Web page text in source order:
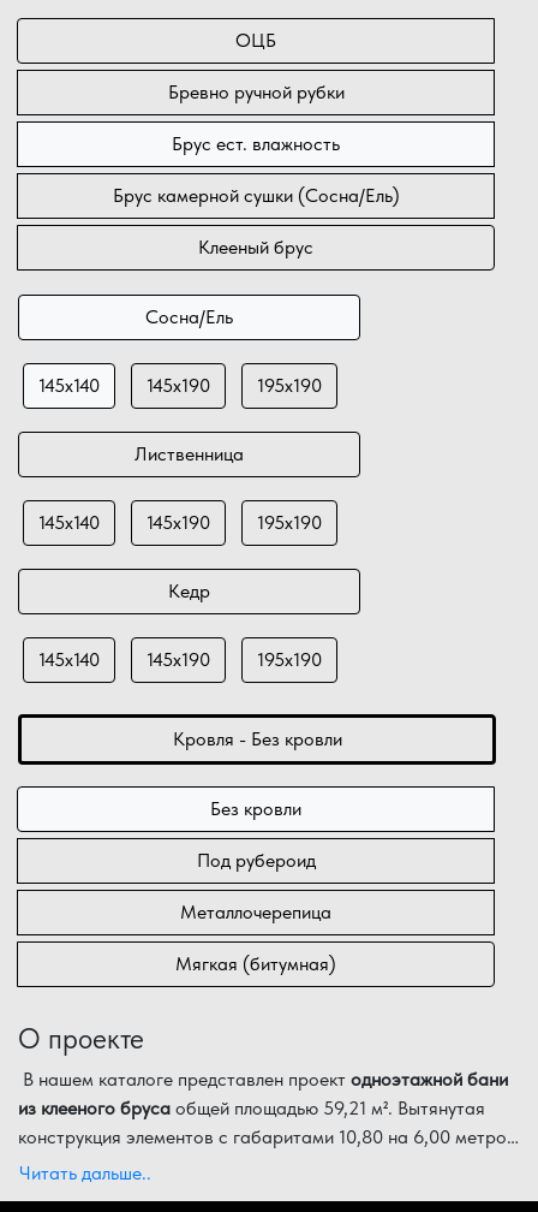
ОЦБ
Бревно ручной рубки
Брус ест. влажность
Брус камерной сушки (Сосна/Ель)
Клееный брус
Сосна/Ель
145х140 145х190 195х190
Лиственница
145х140 145х190 195х190
Кедр
145х140 145х190 195х190
Кровля - Без кровли
Без кровли
Под рубероид
Металлочерепица
Мягкая (битумная)
О проекте
В нашем каталоге представлен проект одноэтажной бани
из клееного бруса общей площадью 59,21 м². Вытянутая
конструкция элементов с габаритами 10,80 на 6,00 метров
делает этот проект оптимальным выбором для владельцев
Функциональные особенности планировки:
Читать дальше..